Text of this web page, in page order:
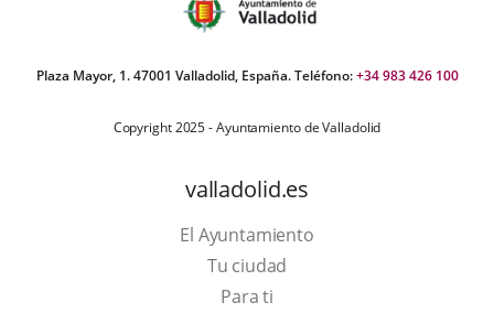
Plaza Mayor, 1. 47001 Valladolid, España. Teléfono:+34 983 426 100
Copyright 2025 - Ayuntamiento de Valladolid
valladolid.es
El Ayuntamiento
Tu ciudad
Para ti